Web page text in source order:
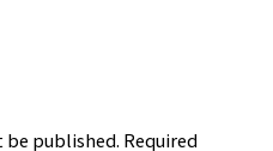
be published. Required